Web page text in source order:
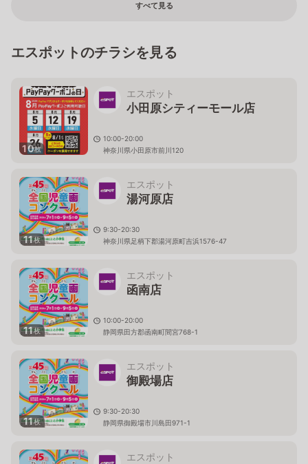
すべて見る
エスポットのチラシを見る
10枚
エスポット
小田原シティーモール店
10:00-20:00
神奈川県小田原市前川120
11枚
エスポット
湯河原店
9:30-20:30
神奈川県足柄下郡湯河原町吉浜1576-47
11枚
エスポット
函南店
10:00-20:00
静岡県田方郡函南町間宮768-1
11枚
エスポット
御殿場店
9:30-20:30
静岡県御殿場市川島田971-1
エスポット